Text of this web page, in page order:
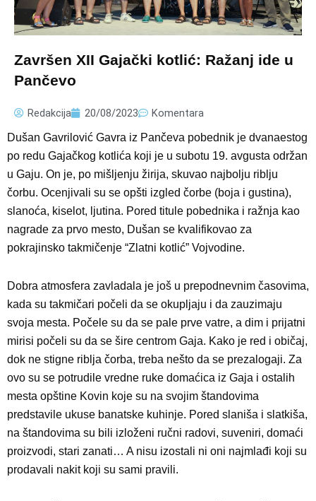
Završen XII Gajački kotlić: Ražanj ide u
Pančevo
Redakcija 20/08/2023 Komentara
Dušan Gavrilović Gavra iz Pančeva pobednik je dvanaestog
po redu Gajačkog kotlića koji je u subotu 19. avgusta održan
u Gaju. On je, po mišljenju žirija, skuvao najbolju riblju
čorbu. Ocenjivali su se opšti izgled čorbe (boja i gustina),
slanoća, kiselot, ljutina. Pored titule pobednika i ražnja kao
nagrade za prvo mesto, Dušan se kvalifikovao za
pokrajinsko takmičenje “Zlatni kotlić” Vojvodine.
Dobra atmosfera zavladala je još u prepodnevnim časovima,
kada su takmičari počeli da se okupljaju i da zauzimaju
svoja mesta. Počele su da se pale prve vatre, a dim i prijatni
mirisi počeli su da se šire centrom Gaja. Kako je red i običaj,
dok ne stigne riblja čorba, treba nešto da se prezalogaji. Za
ovo su se potrudile vredne ruke domaćica iz Gaja i ostalih
mesta opštine Kovin koje su na svojim štandovima
predstavile ukuse banatske kuhinje. Pored slaniša i slatkiša,
na štandovima su bili izloženi ručni radovi, suveniri, domaći
proizvodi, stari zanati… A nisu izostali ni oni najmlađi koji su
prodavali nakit koji su sami pravili.